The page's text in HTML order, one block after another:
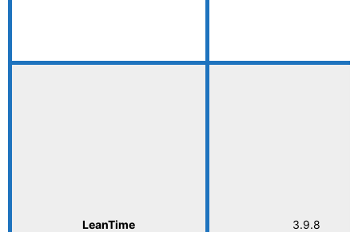
LeanTime 3.9.8